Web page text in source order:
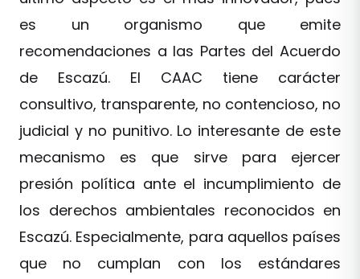
es un organismo que emite
recomendaciones a las Partes del Acuerdo
de Escazú. El CAAC tiene carácter
consultivo, transparente, no contencioso, no
judicial y no punitivo. Lo interesante de este
mecanismo es que sirve para ejercer
presión política ante el incumplimiento de
los derechos ambientales reconocidos en
Escazú. Especialmente, para aquellos países
que no cumplan con los estándares